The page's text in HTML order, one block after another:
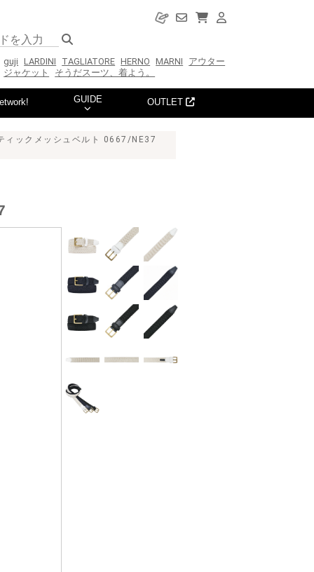
guji LARDINI TAGLIATORE HERNO MARNI
アウター
ジャケット
そうだスーツ、着よう。
GUIDE OUTLET
ィックメッシュベルト 0667/NE37